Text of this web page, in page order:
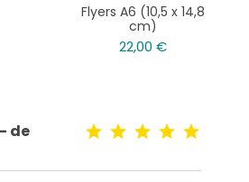
Flyers A6 (10,5 x 14,8
cm)
22,00 €
de